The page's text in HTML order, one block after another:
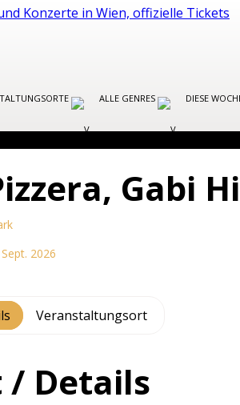
ALLE GENRES DIESE
Gabi
2026
Veranstaltungsort
Details